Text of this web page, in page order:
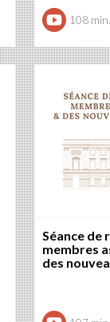
108 min.
Séance de
membres
des